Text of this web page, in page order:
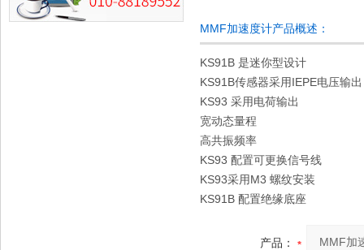
MMF加速度计产品概述：
KS91B 是迷你型设计
KS91B传感器采用IEPE电压输出
KS93 采用电荷输出
宽动态量程
高共振频率
KS93 配置可更换信号线
KS93采用M3 螺纹安装
KS91B 配置绝缘底座
产品：